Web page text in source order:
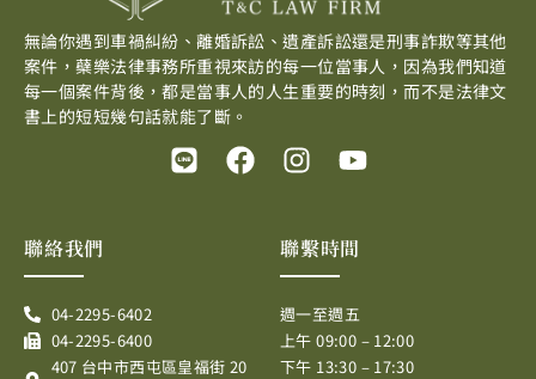
無論你遇到車禍糾紛、離婚訴訟、遺產訴訟還是刑事詐欺等其他
案件，蘗樂法律事務所重視來訪的每一位當事人，因為我們知道
每一個案件背後，都是當事人的人生重要的時刻，而不是法律文
書上的短短幾句話就能了斷。
L F
a
k
I
t
a
r
a
Y
t
b
e
聯繫時間
週一至週五
上午 09:00 – 12:00
下午 13:30 – 17:30
聯絡我們
04-2295-6402
04-2295-6400
407 台中市西屯區皇福街 20